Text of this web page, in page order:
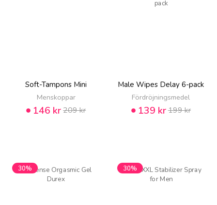
Soft-Tampons Mini
Menskoppar
146 kr209 kr
Male Wipes Delay 6-pack
Fördröjningsmedel
139 kr199 kr
30% 30%